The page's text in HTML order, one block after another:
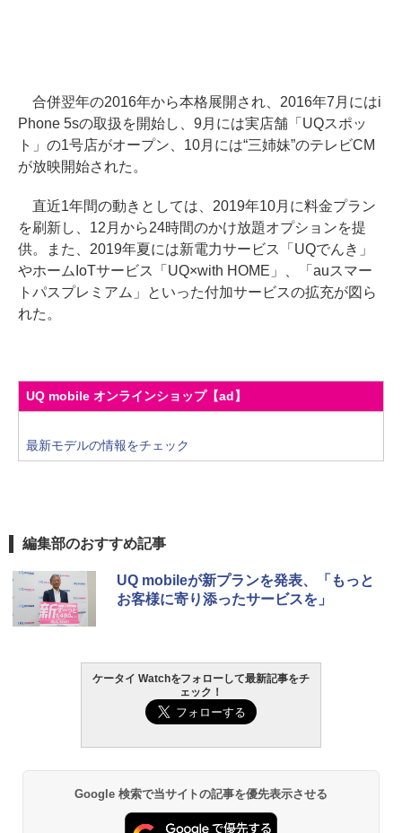
合併翌年の2016年から本格展開され、2016年7月にはi
Phone 5sの取扱を開始し、9月には実店舗「UQスポッ
ト」の1号店がオープン、10月には“三姉妹”のテレビCM
が放映開始された。
直近1年間の動きとしては、2019年10月に料金プラン
を刷新し、12月から24時間のかけ放題オプションを提
供。また、2019年夏には新電力サービス「UQでんき」
やホームIoTサービス「UQ×with HOME」、「auスマー
トパスプレミアム」といった付加サービスの拡充が図ら
れた。
UQ mobile オンラインショップ【ad】
最新モデルの情報をチェック
編集部のおすすめ記事
UQ mobileが新プランを発表、「もっと
お客様に寄り添ったサービスを」
ケータイ Watchをフォローして最新記事をチ
ェック！
Google 検索で当サイトの記事を優先表示させる